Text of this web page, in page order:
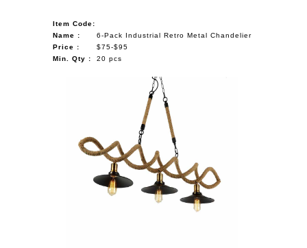
Item Code:
Name :
6-Pack Industrial Retro Metal Chandelier
Price :
$75-$95
Min. Qty :
20 pcs